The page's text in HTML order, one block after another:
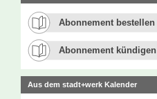
Abonnement bestellen
Abonnement kündigen
Aus dem stadt+werk Kalender